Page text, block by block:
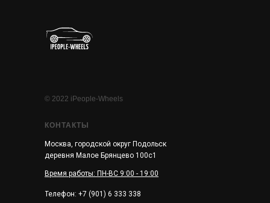
КОНТАКТЫ
Москва, городской округ Подольск
деревня Малое Брянцево 100с1
© 2022 iPeople-Wheels
Телефон: +7 (901) 6 333 338
Время работы: ПН-ВС 9:00 - 19:00